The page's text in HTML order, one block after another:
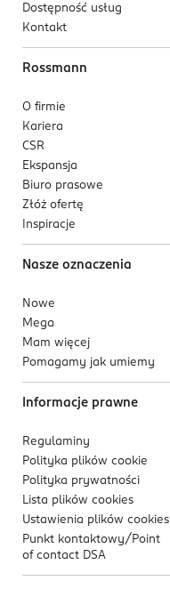
Dostępność usług
Kontakt
Rossmann
O firmie
Kariera
CSR
Ekspansja
Biuro prasowe
Złóż ofertę
Inspiracje
Nasze oznaczenia
Nowe
Mega
Mam więcej
Pomagamy jak umiemy
Informacje prawne
Regulaminy
Polityka plików cookie
Polityka prywatności
Lista plików cookies
Ustawienia plików cookies
Punkt kontaktowy/ Point
of contact DSA